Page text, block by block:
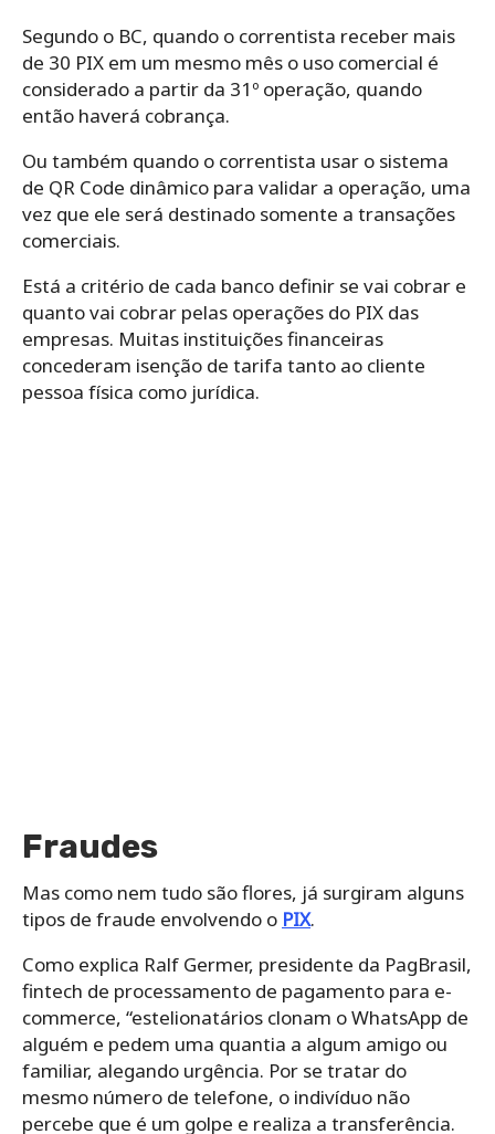
Segundo o BC, quando o correntista receber mais
de 30 PIX em um mesmo mês o uso comercial é
considerado a partir da 31º operação, quando
então haverá cobrança.
Ou também quando o correntista usar o sistema
de QR Code dinâmico para validar a operação, uma
vez que ele será destinado somente a transações
comerciais.
Está a critério de cada banco definir se vai cobrar e
quanto vai cobrar pelas operações do PIX das
empresas. Muitas instituições financeiras
concederam isenção de tarifa tanto ao cliente
pessoa física como jurídica.
Fraudes
Mas como nem tudo são flores, já surgiram alguns
tipos de fraude envolvendo o PIX.
Como explica Ralf Germer, presidente da PagBrasil,
fintech de processamento de pagamento para e-
commerce, “estelionatários clonam o WhatsApp de
alguém e pedem uma quantia a algum amigo ou
familiar, alegando urgência. Por se tratar do
mesmo número de telefone, o indivíduo não
percebe que é um golpe e realiza a transferência.